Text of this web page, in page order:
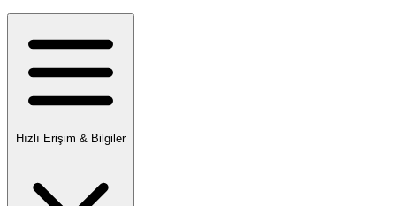
Hızlı Erişim & Bilgiler